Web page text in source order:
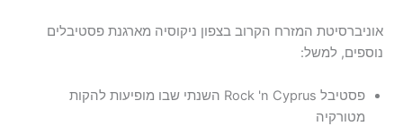
אוניברסיטת המזרח הקרוב בצפון ניקוסיה מארגנת פסטיבלים
נוספים, למשל:
פסטיבל Rock 'n Cyprus השנתי שבו מופיעות להקות
מטורקיה